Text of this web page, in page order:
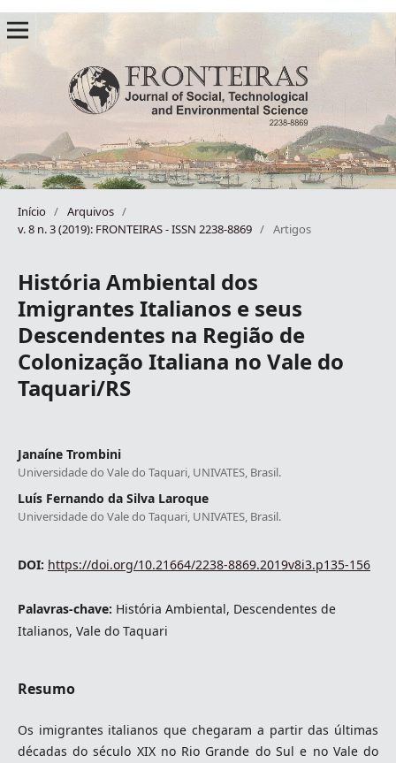
Início / Arquivos /
v. 8 n. 3 (2019): FRONTEIRAS - ISSN 2238-8869 / Artigos
História Ambiental dos
Imigrantes Italianos e seus
Descendentes na Região de
Colonização Italiana no Vale do
Taquari/RS
Janaíne Trombini
Universidade do Vale do Taquari, UNIVATES, Brasil.
Luís Fernando da Silva Laroque
Universidade do Vale do Taquari, UNIVATES, Brasil.
DOI: https://doi.org/10.21664/2238-8869.2019v8i3.p135-156
Palavras-chave: História Ambiental, Descendentes de
Italianos, Vale do Taquari
Resumo
Os imigrantes italianos que chegaram a partir das últimas
décadas do século XIX no Rio Grande do Sul e no Vale do